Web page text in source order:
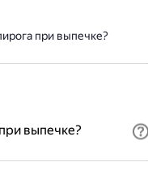
при выпечке?
выпечке?